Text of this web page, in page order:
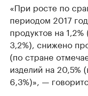
«При росте по
периодом 2017
продуктов на
3,2%), снижено
(по стране
изделий на 20,5%
6,3%)», —